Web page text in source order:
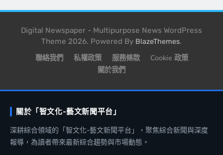
Digital Newspaper - Multipurpose News WordPress
Theme 2026. Powered By BlazeThemes.
聯絡我們 私權政策 服務條款
Cookie 政策
關於我們
關於「智文化-藝文新聞平台」
深耕綜合領域的「智文化-藝文新聞平台」，聚焦綜合新聞與深度
報導，為讀者帶來最新綜合趨勢與市場動態。